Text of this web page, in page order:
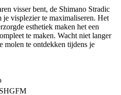
visser bent, de Shimano Stradic
visplezier te maximaliseren. Het
esthetiek maken het een
te maken. Wacht niet langer
molen te ontdekken tijdens je